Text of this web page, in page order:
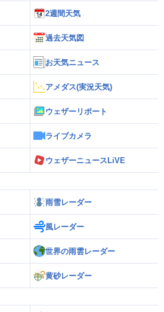
2週間天気
過去天気図
お天気ニュース
アメダス(実況天気)
ウェザーリポート
ライブカメラ
ウェザーニュースLiVE
雨雪レーダー
風レーダー
世界の雨雲レーダー
黄砂レーダー